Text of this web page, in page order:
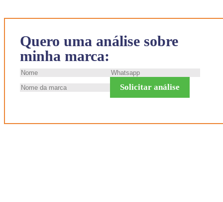
Quero uma análise sobre
minha marca:
Solicitar análise